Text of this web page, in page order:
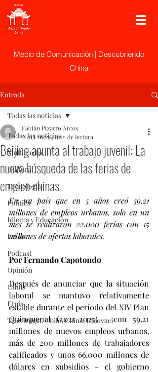
Medio de Comunicación | Descubriendo
China
Entrada
Todas las noticias
Multimedia
Cultura
Tecnología
Politica
Idioma y Educación
Latam
Podcast
Opinión
China
Etnia
Telecirugía, Chile, China, Innovaci
Todas las noticias
Beijing apunta al trabajo juvenil: La
nueva búsqueda de las ferias de
empleo chinas
Fabián Pizarro Arcos
11 oct 20254 min de lectura
En un país que en 5 años creó 59,21
millones de empleos urbanos, solo en un
mes se realizaron 22.000 ferias con 15
millones de ofertas laborales.
Por Fernando Capotondo
Después de anunciar que la situación
laboral se mantuvo relativamente
estable durante el período del XIV Plan
Quinquenal (2021-2025) – con 59,21
millones de nuevos empleos urbanos,
más de 200 millones de trabajadores
calificados y unos 66.000 millones de
dólares en subsidios – el gobierno